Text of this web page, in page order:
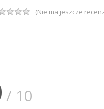
(Nie ma jeszcze
/ 10